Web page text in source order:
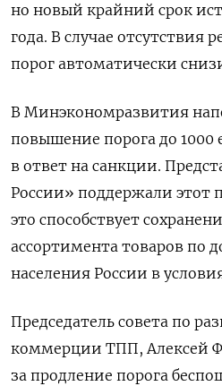
но новый крайний срок
года. В случае отсутствия
порог автоматически
В Минэкономразвития
повышение порога до 1000
в ответ на санкции.
России» поддержали этот
это способствует
ассортимента товаров по
населения России в
Председатель совета по
коммерции ТПП, Алексей
за продление порога